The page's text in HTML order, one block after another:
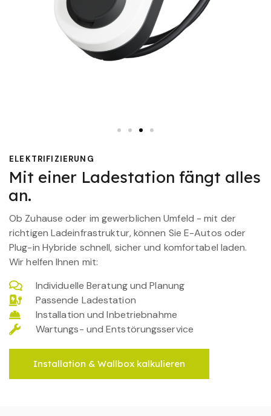
ELEKTRIFIZIERUNG
Mit einer Ladestation fängt alles
an.
Ob Zuhause oder im gewerblichen Umfeld - mit der
richtigen Ladeinfrastruktur, können Sie E-Autos oder
Plug-in Hybride schnell, sicher und komfortabel laden.
Wir helfen Ihnen mit:
Individuelle Beratung und Planung
Passende Ladestation
Installation und Inbetriebnahme
Wartungs- und Entstörungsservice
Installation & Wallbox kalkulieren